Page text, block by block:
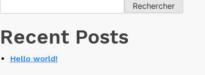
Rechercher
Recent Posts
Hello world!